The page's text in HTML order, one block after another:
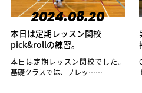
2024.08.20
本日は定期レッスン関校
pick&rollの練習。
本日は定期レッスン関校でした。
基礎クラスでは、プレッ……